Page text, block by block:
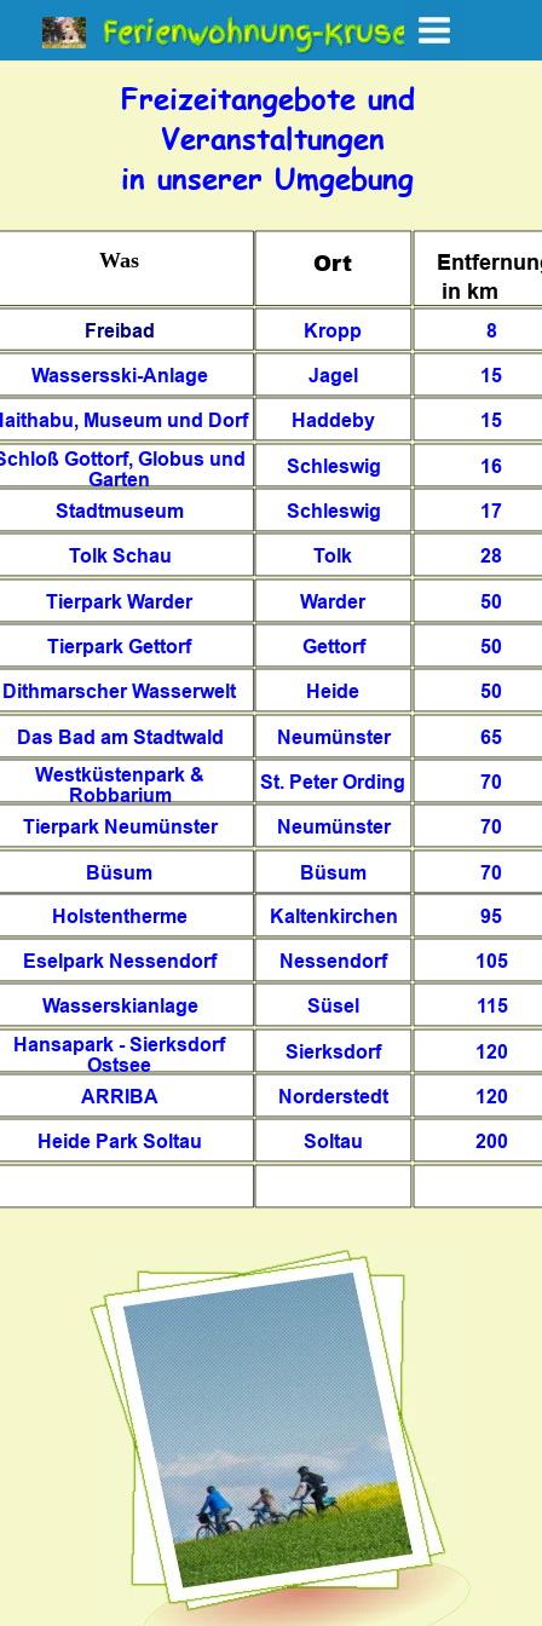
Freizeitangebote und
Veranstaltungen
in unserer Umgebung
Freibad Kropp
8
Wassersski-Anlage
Jagel
15
Museum und Dorf
Haddeby
15
Gottorf, Globus und
Garten
Schleswig
16
Stadtmuseum
Schleswig
17
Tolk Schau
Tolk
28
Tierpark Warder
Warder
50
Tierpark Gettorf
Gettorf
50
Dithmarscher Wasserwelt
Heide
50
Das Bad am Stadtwald
Neumünster
65
Westküstenpark &
Robbarium
St. Peter Ording
70
Tierpark Neumünster
Neumünster
70
Büsum
Büsum
70
Holstentherme
Kaltenkirchen
95
Eselpark Nessendorf
Nessendorf
105
Wasserskianlage
Süsel
115
Hansapark - Sierksdorf
Ostsee
Sierksdorf
120
ARRIBA
Norderstedt
120
Heide Park Soltau
Soltau 200
Was Ort
in km
Ferienwohnung-Kruse